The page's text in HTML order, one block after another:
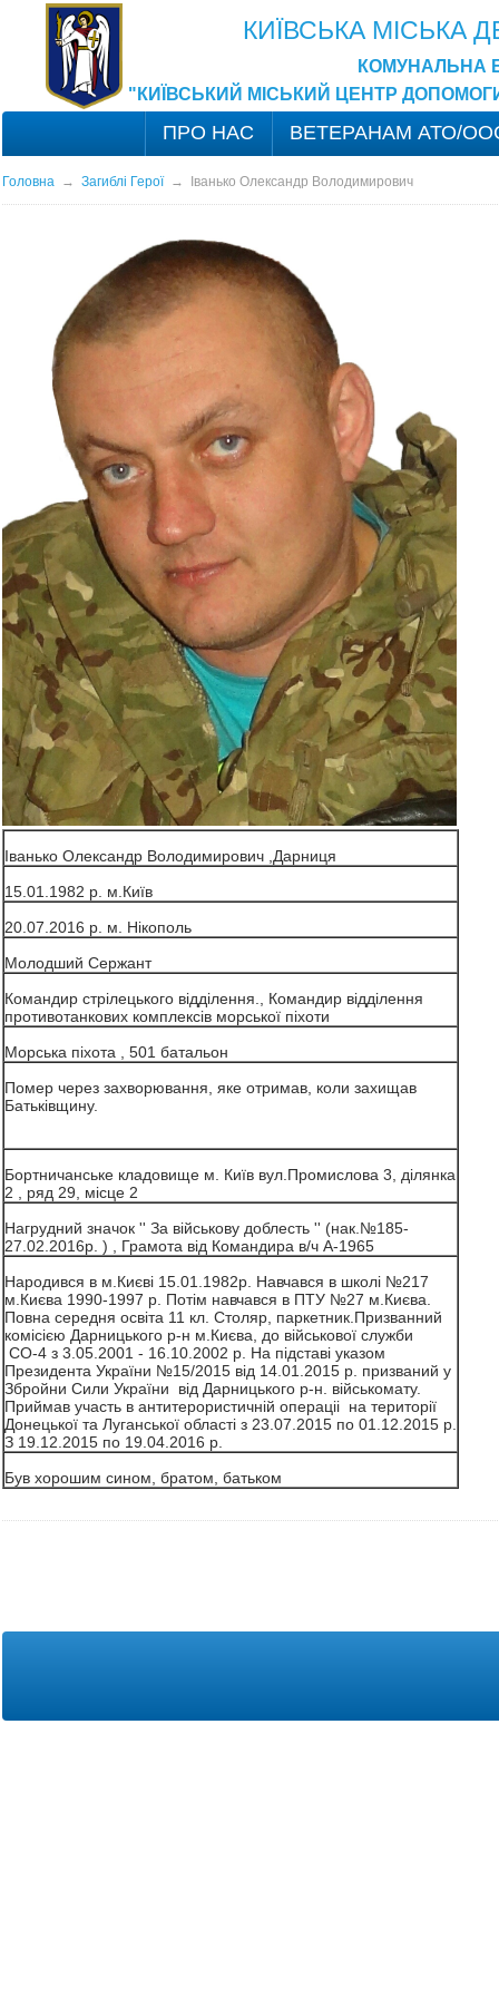
КИЇВСЬКА МІСЬКА
КОМУНАЛЬНА
"КИЇВСЬКИЙ МІСЬКИЙ ЦЕНТР
ПРО НАС ВЕТЕРАНАМ АТО/
Головна→ Загиблі Герої→ Іванько Олександр Володимирович
Іванько Олександр Володимирович ,Дарниця
15.01.1982 р. м.Київ
20.07.2016 р. м. Нікополь
Молодший Сержант
Командир стрілецького відділення., Командир відділення
противотанкових комплексів морської піхоти
Морська піхота , 501 батальон
Помер через захворювання, яке отримав, коли захищав
Батьківщину.
Бортничанське кладовище м. Київ вул.Промислова 3, ділянка
2 , ряд 29, місце 2
Нагрудний значок '' За військову доблесть '' (нак.№185-
27.02.2016р. ) , Грамота від Командира в/ч А-1965
Народився в м.Києві 15.01.1982р. Навчався в школі №217
м.Києва 1990-1997 р. Потім навчався в ПТУ №27 м.Києва.
Повна середня освіта 11 кл. Столяр, паркетник.Призванний
комісією Дарницького р-н м.Києва, до військової служби
СО-4 з 3.05.2001 - 16.10.2002 р. На підставі указом
Президента України №15/2015 від 14.01.2015 р. призваний у
Збройни Сили України від Дарницького р-н. військомату.
Приймав участь в антитерористичній операціі на території
Донецької та Луганської області з 23.07.2015 по 01.12.2015 р.
З 19.12.2015 по 19.04.2016 р.
Був хорошим сином, братом, батьком